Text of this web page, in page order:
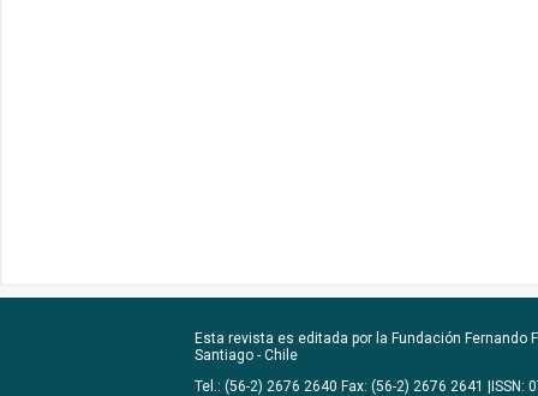
Esta revista es editada por la Fundación Fernando
Santiago - Chile
Tel.: (56-2) 2676 2640 Fax: (56-2) 2676 2641 |ISSN: